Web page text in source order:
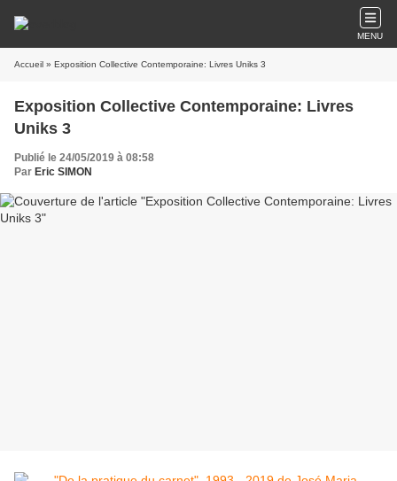
MENU
Accueil » Exposition Collective Contemporaine: Livres Uniks 3
Exposition Collective Contemporaine: Livres
Uniks 3
Publié le 24/05/2019 à 08:58
Par Eric SIMON